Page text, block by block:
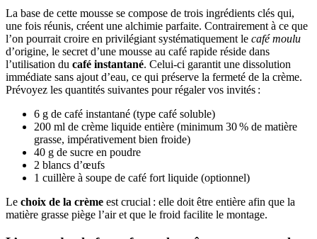
La base de cette mousse se compose de trois ingrédients clés qui,
une fois réunis, créent une alchimie parfaite. Contrairement à ce que
l’on pourrait croire en privilégiant systématiquement le café moulu
d’origine, le secret d’une mousse au café rapide réside dans
l’utilisation du café instantané. Celui-ci garantit une dissolution
immédiate sans ajout d’eau, ce qui préserve la fermeté de la crème.
Prévoyez les quantités suivantes pour régaler vos invités :
6 g de café instantané (type café soluble)
200 ml de crème liquide entière (minimum 30 % de matière
grasse, impérativement bien froide)
40 g de sucre en poudre
2 blancs d’œufs
1 cuillère à soupe de café fort liquide (optionnel)
Le choix de la crème est crucial : elle doit être entière afin que la
matière grasse piège l’air et que le froid facilite le montage.